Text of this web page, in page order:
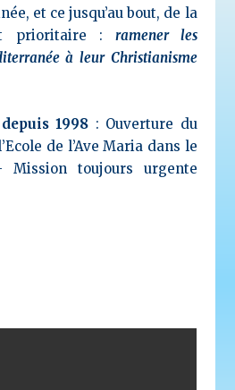
et ce jusqu’au bout, de la
prioritaire : ramener les
à leur Christianisme
1998 : Ouverture du
de l’Ave Maria dans le
toujours urgente